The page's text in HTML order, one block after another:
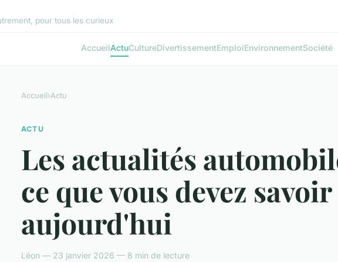
pour tous les curieux
AccueilActuCultureDivertissementEmploiEnvironnementSociété
Accueil›Actu
ACTU
Les actualités
ce que vous devez savoir
aujourd'hui
Léon — 23 janvier 2026 — 8 min de lecture